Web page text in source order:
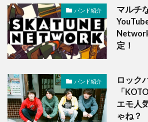
バンド紹介
マルチ
定！
バンド紹介
ロック
「
エモ人
ゃね？